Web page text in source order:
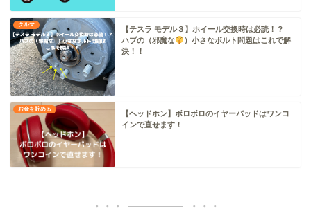
クルマ
【テスラ モデル３】ホイール交換時は必読！？
ハブの（邪魔な
）小さなボルト問題はこれで解
決！！
お金を貯める
【ヘッドホン】ボロボロのイヤーパッドはワンコ
インで直せます！